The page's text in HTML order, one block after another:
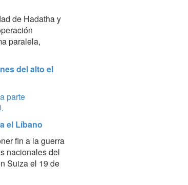
de Hadatha y
paralela,
del alto el
parte
el Líbano
fin a la guerra
nacionales del
Suiza el 19 de